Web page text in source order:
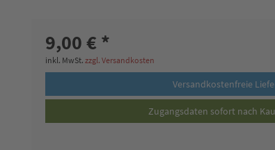
9,00 € *
inkl. MwSt.zzgl. Versandkosten
Versandkostenfreie
Zugangsdaten sofort nach